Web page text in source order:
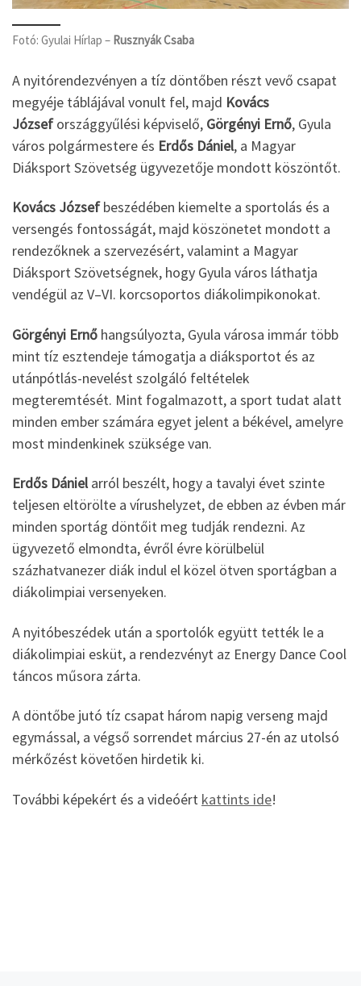
Fotó: Gyulai Hírlap – Rusznyák Csaba
A nyitórendezvényen a tíz döntőben részt vevő csapat
megyéje táblájával vonult fel, majd Kovács
Józsefországgyűlési képviselő, Görgényi Ernő, Gyula
város polgármestere és Erdős Dániel, a Magyar
Diáksport Szövetség ügyvezetője mondott köszöntőt.
Kovács Józsefbeszédében kiemelte a sportolás és a
versengés fontosságát, majd köszönetet mondott a
rendezőknek a szervezésért, valamint a Magyar
Diáksport Szövetségnek, hogy Gyula város láthatja
vendégül az V–VI. korcsoportos diákolimpikonokat.
Görgényi Ernő hangsúlyozta, Gyula városa immár több
mint tíz esztendeje támogatja a diáksportot és az
utánpótlás-nevelést szolgáló feltételek
megteremtését. Mint fogalmazott, a sport tudat alatt
minden ember számára egyet jelent a békével, amelyre
most mindenkinek szüksége van.
Erdős Dánielarról beszélt, hogy a tavalyi évet szinte
teljesen eltörölte a vírushelyzet, de ebben az évben már
minden sportág döntőit meg tudják rendezni. Az
ügyvezető elmondta, évről évre körülbelül
százhatvanezer diák indul el közel ötven sportágban a
diákolimpiai versenyeken.
A nyitóbeszédek után a sportolók együtt tették le a
diákolimpiai esküt, a rendezvényt az Energy Dance Cool
táncos műsora zárta.
A döntőbe jutó tíz csapat három napig verseng majd
egymással, a végső sorrendet március 27-én az utolsó
mérkőzést követően hirdetik ki.
További képekért és a videóért kattints ide!